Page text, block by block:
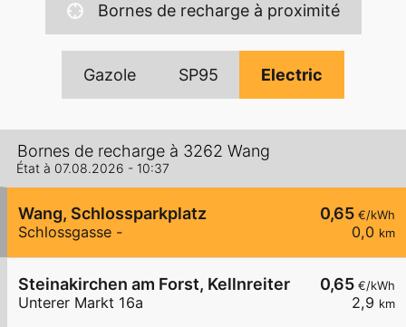
Bornes de recharge à proximité
Gazole SP95 Electric
Bornes de recharge à 3262 Wang
État à 07.08.2026 - 10:37
0,65 €/kWh
0,0 km
Wang, Schlossparkplatz
Schlossgasse -
0,65 €/kWh
2,9 km
Steinakirchen am Forst, Kellnreiter
Unterer Markt 16a